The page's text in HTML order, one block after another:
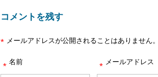
コメントを残す
メールアドレスが公開されることはありません。
*
名前
* メールアドレス
*